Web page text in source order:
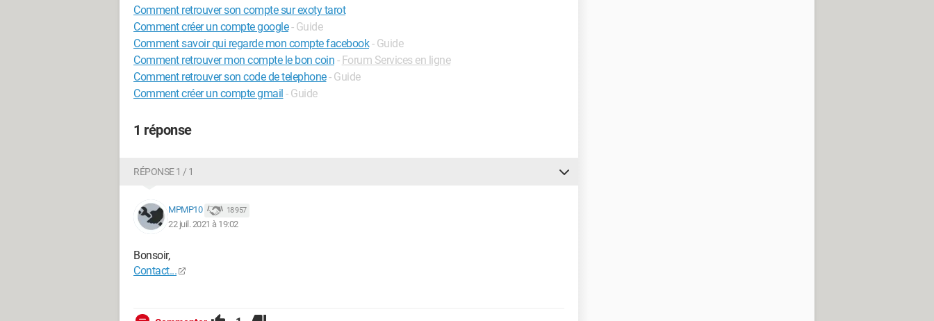
Comment retrouver son compte sur exoty tarot
Comment créer un compte google - Guide
Comment savoir qui regarde mon compte facebook - Guide
Comment retrouver mon compte le bon coin - Forum Services en ligne
Comment retrouver son code de telephone- Guide
Comment créer un compte gmail - Guide
1 réponse
RÉPONSE 1 / 1
MPMP10 18 957
22 juil. 2021 à 19:02
Bonsoir,
Contact...